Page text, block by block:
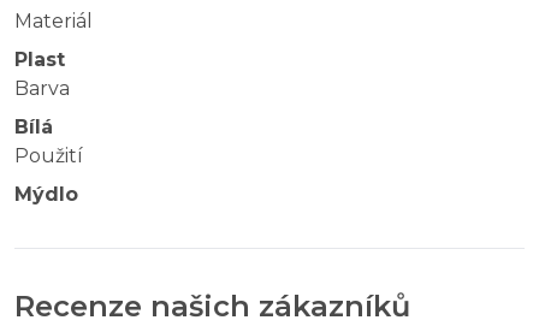
Materiál
Plast
Barva
Bílá
Použití
Mýdlo
Recenze našich zákazníků